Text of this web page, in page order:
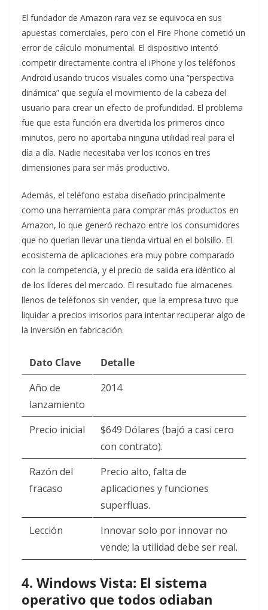
El fundador de Amazon rara vez se equivoca en sus
apuestas comerciales, pero con el Fire Phone cometió un
error de cálculo monumental. El dispositivo intentó
competir directamente contra el iPhone y los teléfonos
Android usando trucos visuales como una “perspectiva
dinámica” que seguía el movimiento de la cabeza del
usuario para crear un efecto de profundidad. El problema
fue que esta función era divertida los primeros cinco
minutos, pero no aportaba ninguna utilidad real para el
día a día. Nadie necesitaba ver los iconos en tres
dimensiones para ser más productivo.
Además, el teléfono estaba diseñado principalmente
como una herramienta para comprar más productos en
Amazon, lo que generó rechazo entre los consumidores
que no querían llevar una tienda virtual en el bolsillo. El
ecosistema de aplicaciones era muy pobre comparado
con la competencia, y el precio de salida era idéntico al
de los líderes del mercado. El resultado fue almacenes
llenos de teléfonos sin vender, que la empresa tuvo que
liquidar a precios irrisorios para intentar recuperar algo de
la inversión en fabricación.
Dato Clave
Detalle
Año de
lanzamiento
2014
Precio inicial
$649 Dólares (bajó a casi cero
con contrato).
Razón del
fracaso
Precio alto, falta de
aplicaciones y funciones
superfluas.
Lección
Innovar solo por innovar no
vende; la utilidad debe ser real.
4. Windows Vista: El sistema
operativo que todos odiaban